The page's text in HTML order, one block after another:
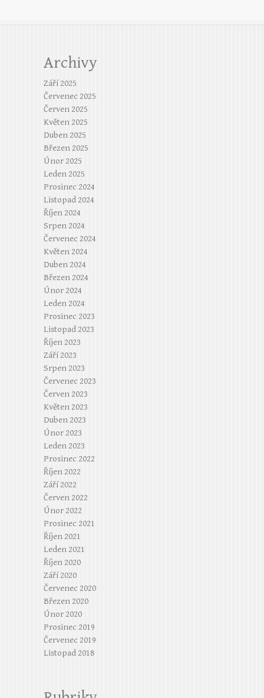
Archivy
Září 2025
Červenec 2025
Červen 2025
Květen 2025
Duben 2025
Březen 2025
Únor 2025
Leden 2025
Prosinec 2024
Listopad 2024
Říjen 2024
Srpen 2024
Červenec 2024
Květen 2024
Duben 2024
Březen 2024
Únor 2024
Leden 2024
Prosinec 2023
Listopad 2023
Říjen 2023
Září 2023
Srpen 2023
Červenec 2023
Červen 2023
Květen 2023
Duben 2023
Únor 2023
Leden 2023
Prosinec 2022
Říjen 2022
Září 2022
Červen 2022
Únor 2022
Prosinec 2021
Říjen 2021
Leden 2021
Říjen 2020
Září 2020
Červenec 2020
Březen 2020
Únor 2020
Prosinec 2019
Červenec 2019
Listopad 2018